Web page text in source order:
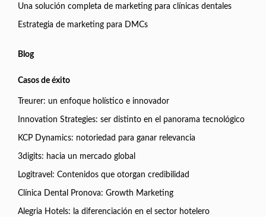
Una solución completa de marketing para clínicas dentales
Estrategia de marketing para DMCs
Blog
Casos de éxito
Treurer: un enfoque holístico e innovador
Innovation Strategies: ser distinto en el panorama tecnológico
KCP Dynamics: notoriedad para ganar relevancia
3digits: hacia un mercado global
Logitravel: Contenidos que otorgan credibilidad
Clínica Dental Pronova: Growth Marketing
Alegria Hotels: la diferenciación en el sector hotelero